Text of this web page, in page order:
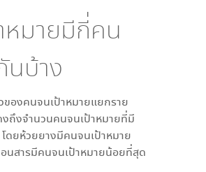
หมายมีกี่คน
นบ้าง
ของคนจนเป้าหมายแยกราย
ถึงจำนวนคนจนเป้าหมายที่มี
ดยห้วยยางมีคนจนเป้าหมาย
นสารมีคนจนเป้าหมายน้อยที่สุด